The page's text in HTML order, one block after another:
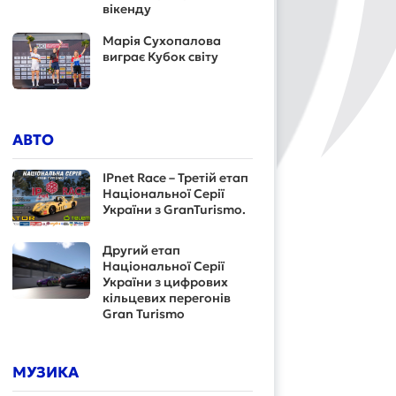
вікенду
Марія Сухопалова
виграє Кубок світу
АВТО
IPnet Race – Третій етап
Національної Серії
України з GranTurismo.
Другий етап
Національної Серії
України з цифрових
кільцевих перегонів
Gran Turismo
МУЗИКА